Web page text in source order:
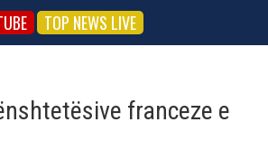
TOP NEWS LIVE
franceze e